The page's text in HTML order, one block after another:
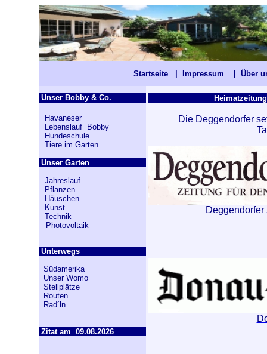
Startseite| Impressum Über
Unser Bobby & Co.
Havaneser
Lebenslauf Bobby
Hundeschule
Tiere im Garten
Unser Garten
Jahreslauf
Pflanzen
Häuschen
Kunst
Technik
Photovoltaik
Unterwegs
Südamerika
Unser Womo
Stellplätze
Routen
Rad´ln
Zitat am 09.08.2026
Die Deggendorfer
Deggendorfer